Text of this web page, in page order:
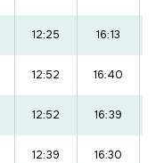
12:25 16:13
12:52 16:40
12:52 16:39
12:39 16:30